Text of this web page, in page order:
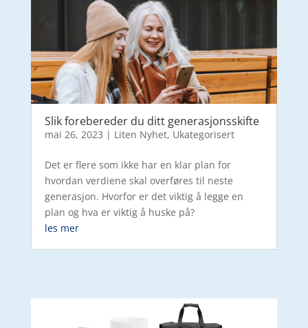
Slik forebereder du ditt generasjonsskifte
mai 26, 2023 | Liten Nyhet, Ukategorisert
Det er flere som ikke har en klar plan for
hvordan verdiene skal overføres til neste
generasjon. Hvorfor er det viktig å legge en
plan og hva er viktig å huske på?
les mer